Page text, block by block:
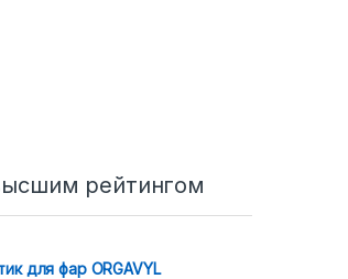
рейтингом
для фар ORGAVYL